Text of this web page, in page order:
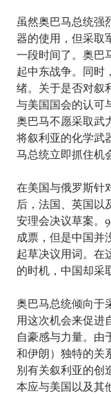
虽然奥巴马总统强
器的使用，但采取
一段时间了。奥巴
起中东战争。同时
绪。关于是否对叙
与美国国会的认可
奥巴马不愿采取武
将叙利亚的化学武
马总统立即抓住机
在美国与俄罗斯针
后，法国、英国以
安理会决议草案。
成票，但是中国并
起草决议用词。在
的时机，中国却采
奥巴马总统倾向于
用这次机会来促进
自豪感与力量。由
和伊朗）独特的关
别有关叙利亚的创
本应与美国以及其